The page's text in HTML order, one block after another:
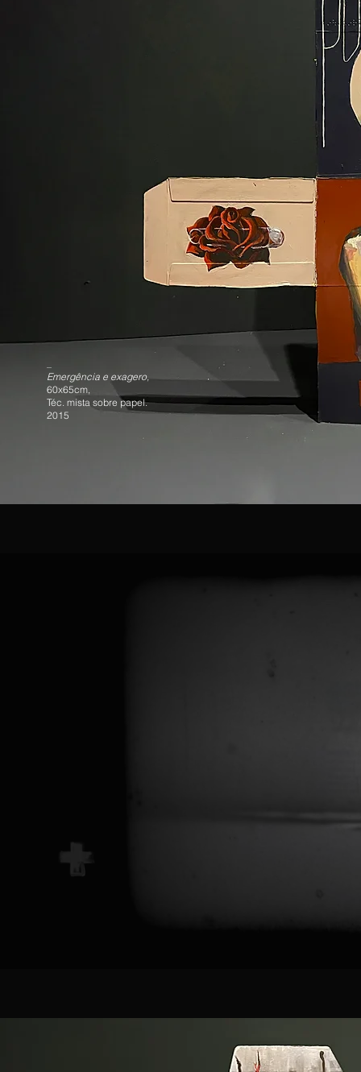
Emergência e exagero,
60x65cm,
Téc. mista sobre papel.
2015